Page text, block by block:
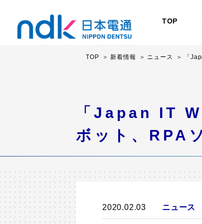
TOP
TOP 新着情報 ニュース 「
「Japan IT
ボット、RPA
2020.02.03 ニュース